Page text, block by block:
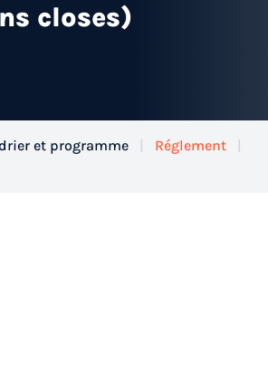
closes)
et programme | Réglement
|